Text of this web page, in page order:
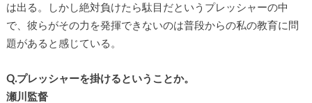
は出る。しかし絶対負けたら駄目だというプレッシャーの中
で、彼らがその力を発揮できないのは普段からの私の教育に問
題があると感じている。
Q.プレッシャーを掛けるということか。
瀬川監督